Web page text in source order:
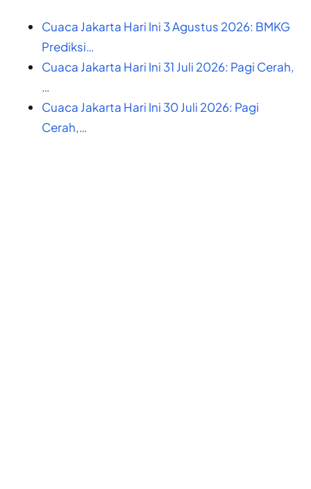
Cuaca Jakarta Hari Ini 3 Agustus 2026: BMKG
Prediksi…
Cuaca Jakarta Hari Ini 31 Juli 2026: Pagi Cerah,
…
Cuaca Jakarta Hari Ini 30 Juli 2026: Pagi
Cerah,…